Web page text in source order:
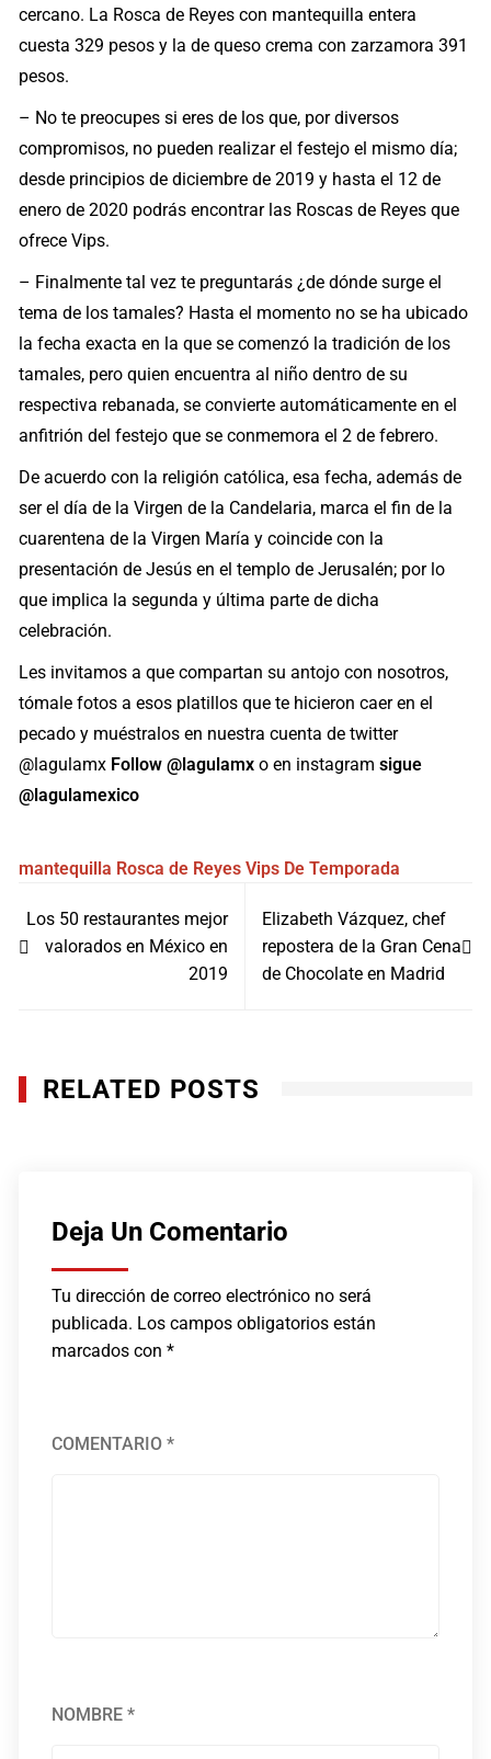
cercano. La Rosca de Reyes con mantequilla entera
cuesta 329 pesos y la de queso crema con zarzamora 391
pesos.
– No te preocupes si eres de los que, por diversos
compromisos, no pueden realizar el festejo el mismo día;
desde principios de diciembre de 2019 y hasta el 12 de
enero de 2020 podrás encontrar las Roscas de Reyes que
ofrece Vips.
– Finalmente tal vez te preguntarás ¿de dónde surge el
tema de los tamales? Hasta el momento no se ha ubicado
la fecha exacta en la que se comenzó la tradición de los
tamales, pero quien encuentra al niño dentro de su
respectiva rebanada, se convierte automáticamente en el
anfitrión del festejo que se conmemora el 2 de febrero.
De acuerdo con la religión católica, esa fecha, además de
ser el día de la Virgen de la Candelaria, marca el fin de la
cuarentena de la Virgen María y coincide con la
presentación de Jesús en el templo de Jerusalén; por lo
que implica la segunda y última parte de dicha
celebración.
Les invitamos a que compartan su antojo con nosotros,
tómale fotos a esos platillos que te hicieron caer en el
pecado y muéstralos en nuestra cuenta de twitter
@lagulamx Follow @lagulamx o en instagramsigue
@lagulamexico
mantequilla Rosca de Reyes Vips De Temporada
de
Los 50 restaurantes mejor
valorados en México en
2019
Elizabeth Vázquez, chef
repostera de la Gran Cena
de Chocolate en Madrid
RELATED POSTS
Deja Un Comentario
Tu dirección de correo electrónico no será
publicada. Los campos obligatorios están
marcados con*
COMENTARIO*
NOMBRE*